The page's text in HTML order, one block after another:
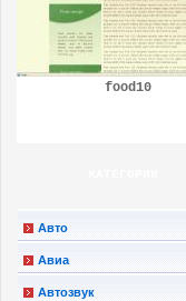
food10
Авто
Авиа
Автозвук